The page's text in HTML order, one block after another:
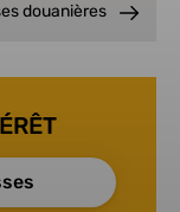
douanières